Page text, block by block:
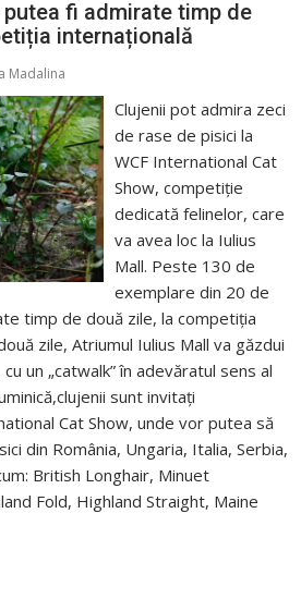
fi admirate timp de
internațională
Madalina
Clujenii pot admira zeci
de rase de pisici la
WCF International Cat
Show, competiție
dedicată felinelor, care
va avea loc la Iulius
Mall. Peste 130 de
exemplare din 20 de
timp de două zile, la competiția
zile, Atriumul Iulius Mall va găzdui
un „catwalk” în adevăratul sens al
sunt invitați
Cat Show, unde vor putea să
din România, Ungaria, Italia, Serbia,
British Longhair, Minuet
Fold, Highland Straight, Maine